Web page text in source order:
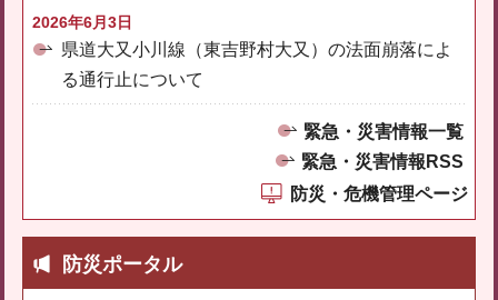
2026年6月3日
県道大又小川線（東吉野村大又）の法面崩落によ
る通行止について
緊急・災害情報一覧
緊急・災害情報RSS
防災・危機管理ページ
防災ポータル